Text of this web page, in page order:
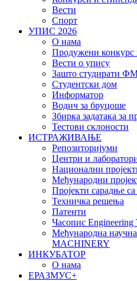
Вести
Спорт
УПИС 2026
О нама
Продужени конкурс
Вести о упису
Зашто студирати
Студентски дом
Информатор
Водич за бруцоше
Збиркa задатака за
Тестови склоности
ИСТРАЖИВАЊЕ
Репозиторијуми
Центри и
Национални
Међународни
Пројекти сарадње
Техничка решења
Патенти
Часопис Engineering
Међународна
MACHINERY
ИНКУБАТОР
О нама
EРАЗМУС+